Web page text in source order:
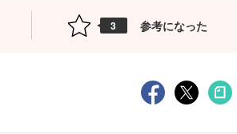
3 参考になった